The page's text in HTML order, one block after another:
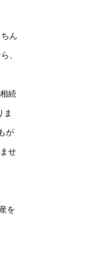
ん
、
続
ま
が
せ
を